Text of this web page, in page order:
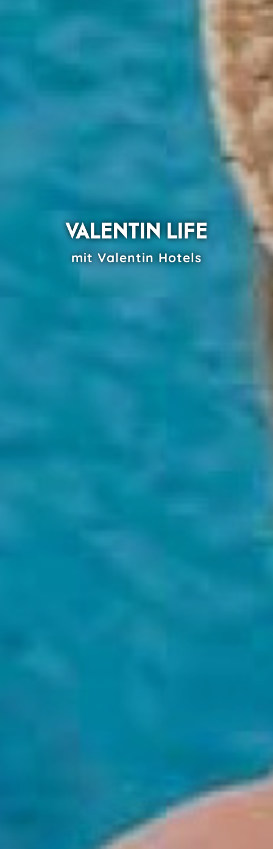
VALENTIN LIFE
mit Valentin Hotels